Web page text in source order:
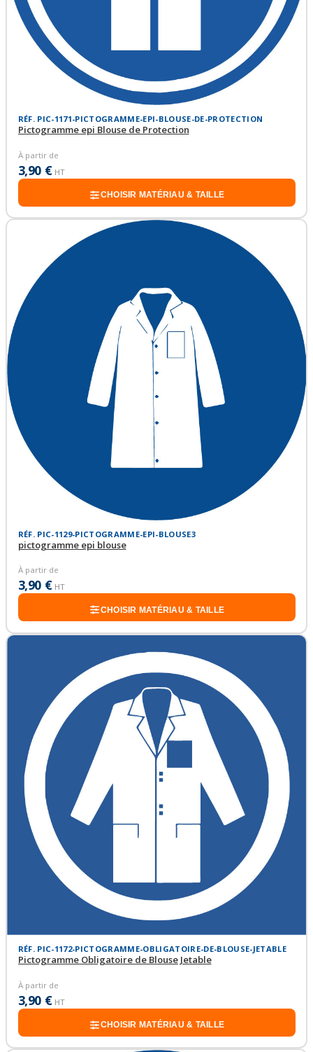
RÉF. PIC-1171-PICTOGRAMME-EPI-BLOUSE-DE-PROTECTION
Pictogramme epi Blouse de Protection
À partir de
3,90 € HT
CHOISIR MATÉRIAU & TAILLE
RÉF. PIC-1129-PICTOGRAMME-EPI-BLOUSE3
pictogramme epi blouse
À partir de
3,90 € HT
CHOISIR MATÉRIAU & TAILLE
RÉF. PIC-1172-PICTOGRAMME-OBLIGATOIRE-DE-BLOUSE-JETABLE
Pictogramme Obligatoire de Blouse Jetable
À partir de
3,90 € HT
CHOISIR MATÉRIAU & TAILLE